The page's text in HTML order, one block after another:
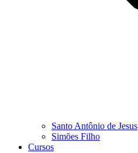
Santo Antônio de Jesus
Simões Filho
Cursos